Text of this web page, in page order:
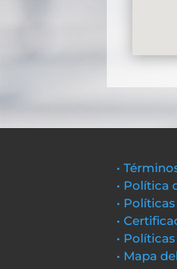
•
• Política
•
•
•
• Mapa